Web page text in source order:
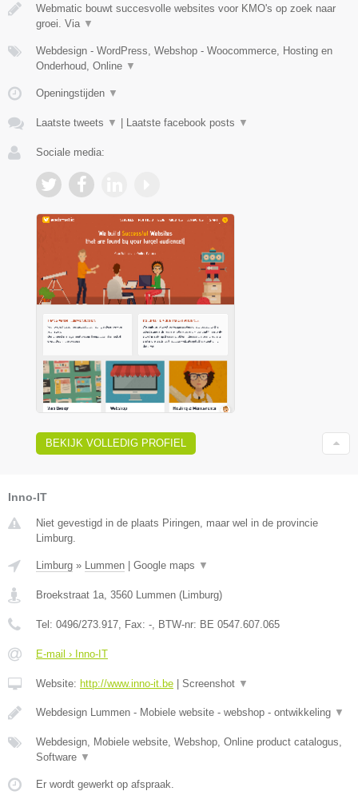
Webmatic bouwt succesvolle websites voor KMO's op zoek naar
groei. Via ▼
Webdesign - WordPress, Webshop - Woocommerce, Hosting en
Onderhoud, Online ▼
Openingstijden ▼
Laatste tweets ▼ Laatste facebook posts ▼
Sociale media:
BEKIJK VOLLEDIG PROFIEL
Inno-IT
Niet gevestigd in de plaats Piringen, maar wel in de provincie
Limburg.
Limburg » Lummen Google maps ▼
Broekstraat 1a, 3560 Lummen (Limburg)
Tel: 0496/273.917, Fax: -, BTW-nr: BE 0547.607.065
E-mail › Inno-IT
Website: http://www.inno-it.be Screenshot ▼
Webdesign Lummen - Mobiele website - webshop - ontwikkeling ▼
Webdesign, Mobiele website, Webshop, Online product catalogus,
Software ▼
Er wordt gewerkt op afspraak.